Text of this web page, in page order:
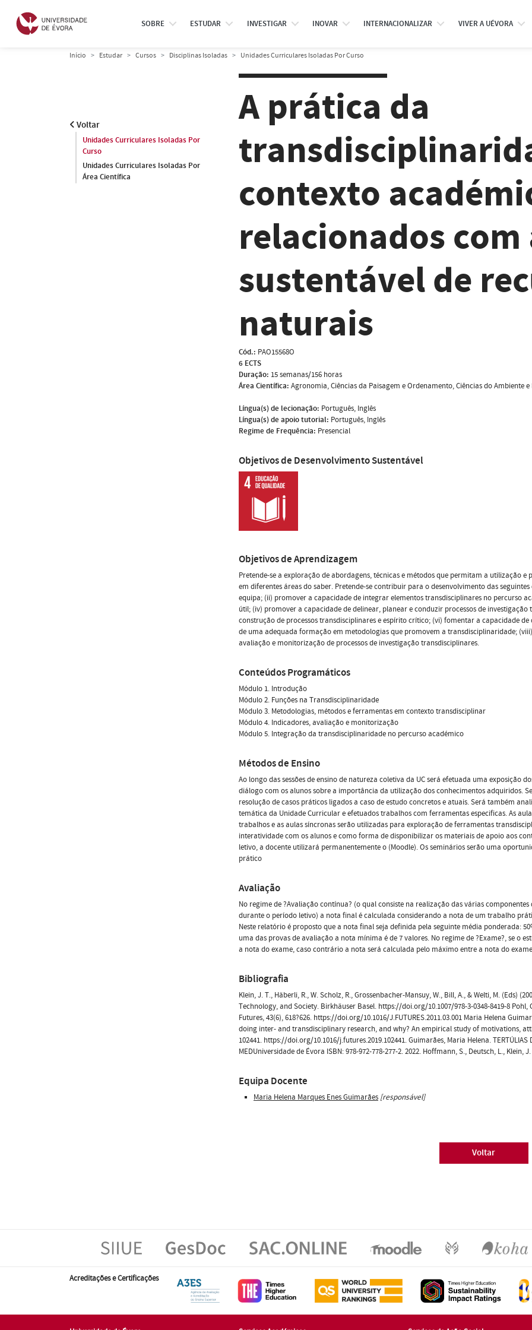
SOBRE ESTUDAR INVESTIGAR INOVAR INTERNACIONALIZAR VIVER A UÉVORA
Início Estudar Cursos Disciplinas Isoladas Unidades Curriculares Isoladas Por Curso
Voltar
Unidades Curriculares Isoladas Por
Curso
Unidades Curriculares Isoladas Por
Área Científica
A prática da
contexto
relacionados com
sustentável de
naturais
Cód.: PAO15568O
6 ECTS
Duração: 15 semanas/156 horas
Área Científica: Agronomia, Ciências da Paisagem e Ordenamento, Ciências do Ambiente e
Língua(s) de lecionação: Português, Inglês
Língua(s) de apoio tutorial: Português, Inglês
Regime de Frequência: Presencial
Objetivos de Desenvolvimento Sustentável
Objetivos de Aprendizagem
Pretende-se a exploração de abordagens, técnicas e métodos que permitam a utilização
em diferentes áreas do saber. Pretende-se contribuir para o desenvolvimento das
equipa; (ii) promover a capacidade de integrar elementos transdisciplinares no percurso
útil; (iv) promover a capacidade de delinear, planear e conduzir processos de
construção de processos transdisciplinares e espírito crítico; (vi) fomentar a capacidade
de uma adequada formação em metodologias que promovem a transdisciplinaridade;
avaliação e monitorização de processos de investigação transdisciplinares.
Conteúdos Programáticos
Módulo 1. Introdução
Módulo 2. Funções na Transdisciplinaridade
Módulo 3. Metodologias, métodos e ferramentas em contexto transdisciplinar
Módulo 4. Indicadores, avaliação e monitorização
Módulo 5. Integração da transdisciplinaridade no percurso académico
Métodos de Ensino
Ao longo das sessões de ensino de natureza coletiva da UC será efetuada uma exposição
diálogo com os alunos sobre a importância da utilização dos conhecimentos adquiridos.
resolução de casos práticos ligados a caso de estudo concretos e atuais. Será também
temática da Unidade Curricular e efetuados trabalhos com ferramentas especificas. As
trabalhos e as aulas síncronas serão utilizadas para exploração de ferramentas
interatividade com os alunos e como forma de disponibilizar os materiais de apoio aos
letivo, a docente utilizará permanentemente o (Moodle). Os seminários serão uma
prático
Avaliação
No regime de ?Avaliação contínua? (o qual consiste na realização das várias
durante o período letivo) a nota final é calculada considerando a nota de um trabalho
Neste relatório é proposto que a nota final seja definida pela seguinte média ponderada:
uma das provas de avaliação a nota mínima é de 7 valores. No regime de ?Exame?, se o
a nota do exame, caso contrário a nota será calculada pelo máximo entre a nota do
Bibliografia
Klein, J. T., Häberli, R., W. Scholz, R., Grossenbacher-Mansuy, W., Bill, A., & Welti, M. (Eds)
Technology, and Society. Birkhäuser Basel. https://doi.org/10.1007/978-3-0348-8419-8
Futures, 43(6), 618?626. https://doi.org/10.1016/J.FUTURES.2011.03.001 Maria Helena
doing inter- and transdisciplinary research, and why? An empirical study of motivations,
102441. https://doi.org/10.1016/j.futures.2019.102441. Guimarães, Maria Helena.
MEDUniversidade de Évora ISBN: 978-972-778-277-2. 2022. Hoffmann, S., Deutsch, L., Klein,
Equipa Docente
Maria Helena Marques Enes Guimarães [responsável]
Voltar
Acreditações e Certificações